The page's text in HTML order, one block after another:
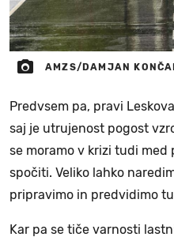
AMZS/DAMJAN
Predvsem pa, pravi
saj je utrujenost pogost
se moramo v krizi tudi
spočiti. Veliko lahko
pripravimo in predvidimo
Kar pa se tiče varnosti